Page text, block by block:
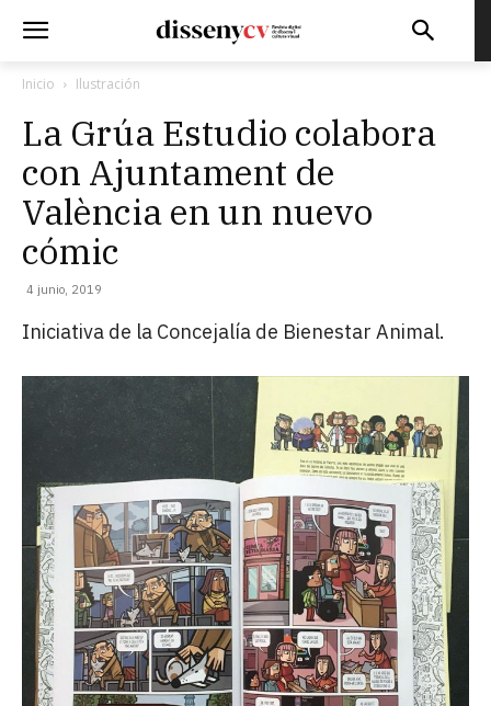
Inicio Ilustración
La Grúa Estudio colabora
con Ajuntament de
València en un nuevo
cómic
4 junio, 2019
Iniciativa de la Concejalía de Bienestar Animal.